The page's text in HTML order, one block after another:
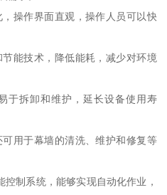
操作界面直观，操作人员可以快
能技术，降低能耗，减少对环境
于拆卸和维护，延长设备使用寿
用于幕墙的清洗、维护和修复等
制系统，能够实现自动化作业，